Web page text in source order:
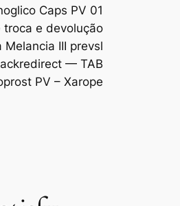
Caps PV 01
troca e devolução
Melancia III prevsl
— TAB
PV – Xarope